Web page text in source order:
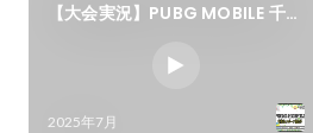
【大会実況】PUBG MOBILE 千葉
2025年7月